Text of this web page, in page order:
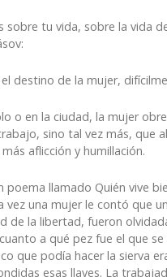
sobre tu vida, sobre la vida
destino de la mujer,
o en la ciudad, la mujer
sino tal vez más, que
aflicción y humillación.
poema llamado Quién vive
vez una mujer le contó que
de la libertad, fueron
a qué pez fue el que
que podía hacer la sierva
esas llaves. La